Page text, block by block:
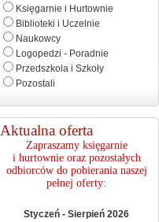
Księgarnie i Hurtownie
Biblioteki i Uczelnie
Naukowcy
Logopedzi - Poradnie
Przedszkola i Szkoły
Pozostali
Aktualna oferta
Zapraszamy księgarnie
i hurtownie oraz pozostałych
odbiorców do pobierania naszej
pełnej oferty:
Styczeń - Sierpień 2026